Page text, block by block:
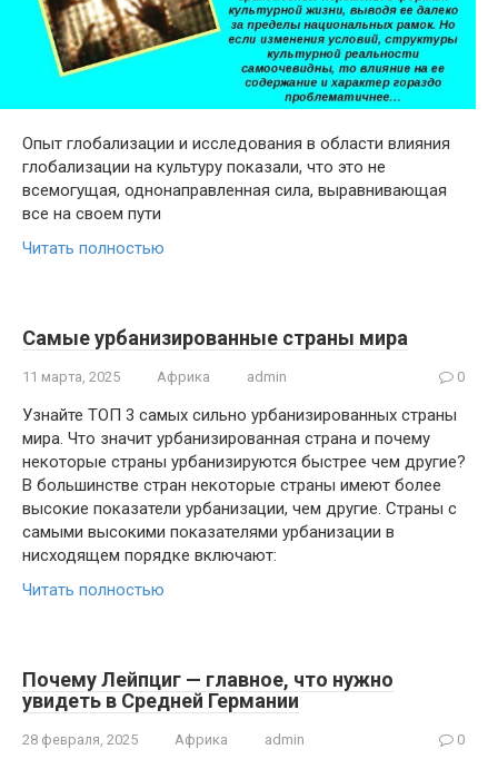
Опыт глобализации и исследования в области влияния
глобализации на культуру показали, что это не
всемогущая, однонаправленная сила, выравнивающая
все на своем пути
Читать полностью
Самые урбанизированные страны мира
11 марта, 2025 Африка admin 0
Узнайте ТОП 3 самых сильно урбанизированных страны
мира. Что значит урбанизированная страна и почему
некоторые страны урбанизируются быстрее чем другие?
В большинстве стран некоторые страны имеют более
высокие показатели урбанизации, чем другие. Страны с
самыми высокими показателями урбанизации в
нисходящем порядке включают:
Читать полностью
Почему Лейпциг — главное, что нужно
увидеть в Средней Германии
28 февраля, 2025 Африка admin 0